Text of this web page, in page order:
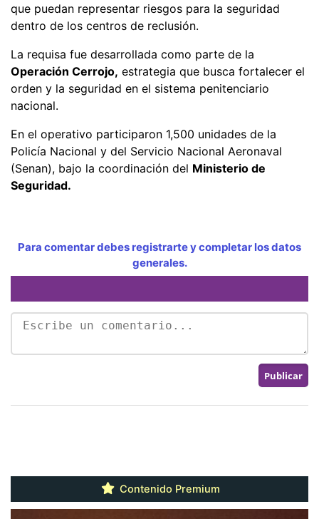
que puedan representar riesgos para la seguridad
dentro de los centros de reclusión.
La requisa fue desarrollada como parte de la
Operación Cerrojo, estrategia que busca fortalecer el
orden y la seguridad en el sistema penitenciario
nacional.
En el operativo participaron 1,500 unidades de la
Policía Nacional y del Servicio Nacional Aeronaval
(Senan), bajo la coordinación del Ministerio de
Seguridad.
Para comentar debes registrarte y completar los datos
generales.
Contenido Premium